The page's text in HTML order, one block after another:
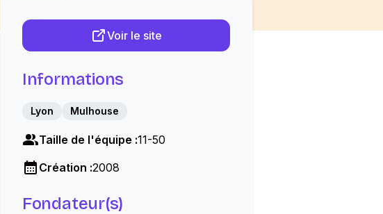
Voir le site
Informations
Lyon Mulhouse
Taille de l'équipe :11-50
Création :2008
Fondateur(s)